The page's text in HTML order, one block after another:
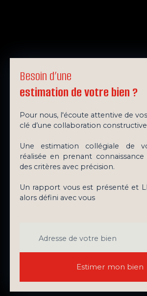
Besoin d’une
estimation de votre bien ?
Pour nous, l'écoute attentive de
clé d’une collaboration
Une estimation collégiale de
réalisée en prenant connaissance
des critères avec précision.
Un rapport vous est présenté et
alors défini avec vous
Adresse de votre bien
Estimer mon bien